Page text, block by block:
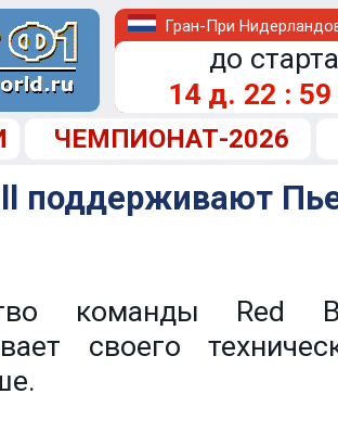
Гран-При
до
14 д. 22 : 59
ЧЕМПИОНАТ-2026
поддерживают
команды Red
своего